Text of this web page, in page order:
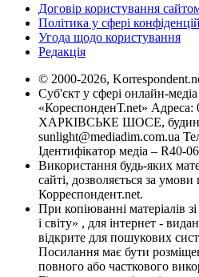
Договір користування
Політика у сфері
Угода щодо користування
Редакція
© 2000-2026,
Суб'єкт у сфері онлайн-
«КореспонденТ.net» Адреса:
ХАРКІВСЬКЕ ШОСЕ,
sunlight@mediadim.com.ua
Ідентифікатор медіа – R40-
Використання будь-яких
сайті, дозволяється за
Корреспондент.net.
При копіюванні матеріалів
і світу» , для інтернет -
відкрите для пошукових
Посилання має бути
повного або часткового